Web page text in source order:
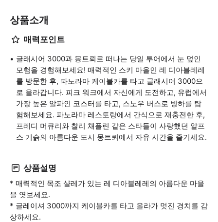
상품소개
매력포인트
글래시어 3000과 몽트뢰로 떠나는 당일 투어에서 눈 덮인
모험을 경험해보세요! 매력적인 스키 마을인 레 디아블레레
를 방문한 후, 파노라마 케이블카를 타고 글래시어 3000으
로 올라갑니다. 피크 워크에서 자신에게 도전하고, 유럽에서
가장 높은 알파인 코스터를 타고, 스노우 버스로 빙하를 탐
험해보세요. 파노라마 레스토랑에서 간식으로 재충전한 후,
프레디 머큐리와 찰리 채플린 같은 스타들이 사랑했던 알프
스 기슭의 아름다운 도시 몽트뢰에서 자유 시간을 즐기세요.
상품설명
* 매력적인 목조 샬레가 있는 레 디아블레레의 아름다운 마을
을 엿보세요.
* 글레이셔 3000까지 케이블카를 타고 올라가 멋진 경치를 감
상하세요.